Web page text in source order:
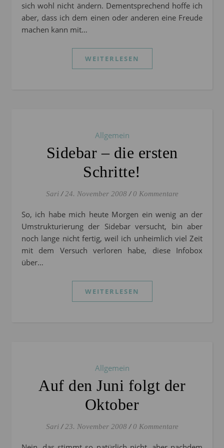
sich wohl nicht ändern. Dementsprechend hoffe ich
aber, dass ich dem einen oder anderen eine Freude
machen kann mit…
WEITERLESEN
Allgemein
Sidebar – die ersten
Schritte!
Sari / 24. November 2008 / 0 Kommentare
So, ich habe mich heute Morgen ein wenig an der
Umstrukturierung der Sidebar versucht, bin aber
noch lange nicht fertig, weil ich unheimlich viel Zeit
mit dem Versuch verloren habe, diese Infobox
über…
WEITERLESEN
Allgemein
Auf den Juni folgt der
Oktober
Sari / 23. November 2008 / 0 Kommentare